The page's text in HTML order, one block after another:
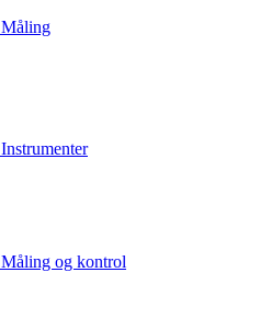
Måling
Instrumenter
Måling og kontrol